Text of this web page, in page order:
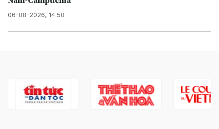
06-08-2026, 14:50